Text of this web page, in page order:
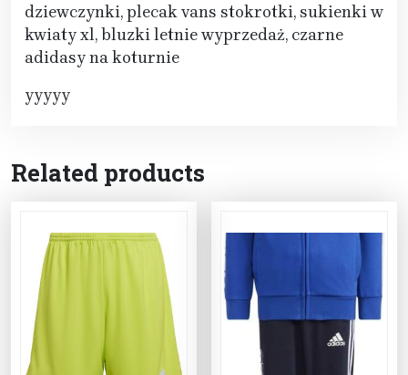
dziewczynki, plecak vans stokrotki, sukienki w
kwiaty xl, bluzki letnie wyprzedaż, czarne
adidasy na koturnie
yyyyy
Related products